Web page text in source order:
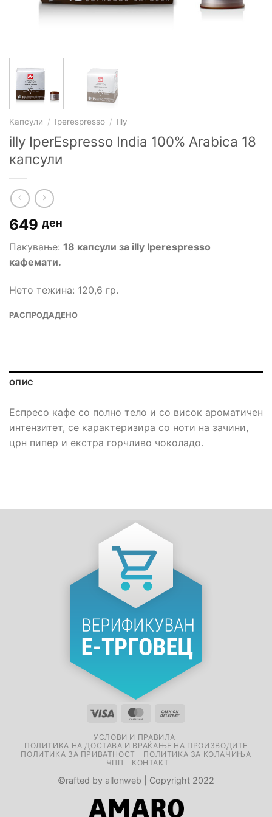
Kапсули / Iperespresso / Illy
illy IperEspresso India 100% Arabica 18
капсули
649 ден
Пакување: 18 капсули за illy Iperespresso
кафемати.
Нето тежина: 120,6 гр.
РАСПРОДАДЕНО
ОПИС
Еспресо кафе со полно тело и со висок ароматичен
интензитет, се карактеризира со ноти на зачини,
црн пипер и екстра горчливо чоколадо.
УСЛОВИ И ПРАВИЛА
ПОЛИТИКА НА ДОСТАВА И ВРАЌАЊЕ НА ПРОИЗВОДИТЕ
ПОЛИТИКА ЗА ПРИВАТНОСТ
ПОЛИТИКА ЗА КОЛАЧИЊА
ЧПП
КОНТАКТ
©rafted by allonweb | Copyright 2022